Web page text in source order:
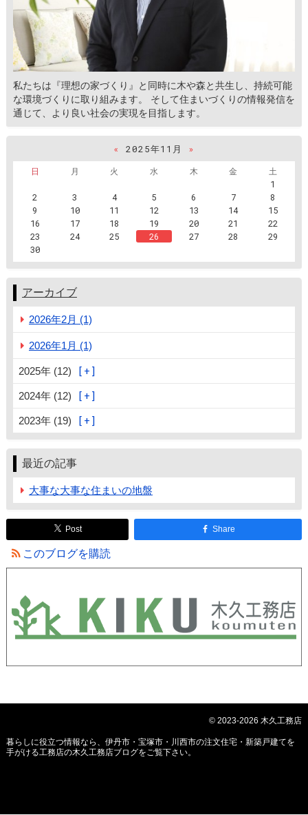
私たちは『理想の家づくり』と同時に木や森と共生し、持続可能
な環境づくりに取り組みます。 そして住まいづくりの情報発信を
通じて、より良い社会の実現を目指します。
« 2025年11月
»
日
月 火 水 木 金
土
1
2
3 4 5 6 7
8
9
10 11 12 13 14
15
16
17 18 19 20 21
22
23
24 25 26 27 28
29
30
アーカイブ
2026年2月 (1)
2026年1月 (1)
2025年 (12)
2024年 (12)
2023年 (19)
最近の記事
大事な大事な住まいの地盤
Post Share
このブログを購読
© 2023-2026 木久工務店
暮らしに役立つ情報なら、 伊丹市・宝塚市・川西市の注文住宅・新築戸建てを
手がける工務店の木久工務店ブログをご覧下さい。